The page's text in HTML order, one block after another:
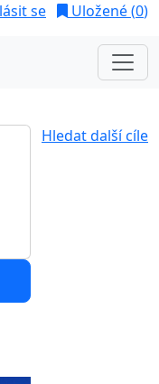
se Uložené (0)
Hledat další cíle